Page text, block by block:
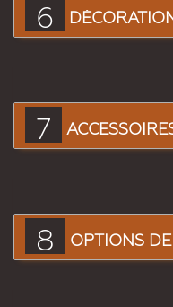
6
7
8 OPTIONS